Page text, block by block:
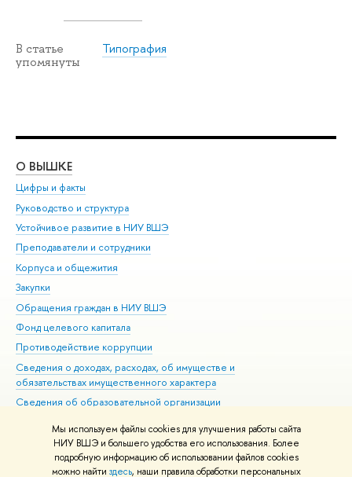
Мы используем файлы cookies для улучшения работы сайта
НИУ ВШЭ и большего удобства его использования. Более
подробную информацию об использовании файлов cookies
можно найти здесь, наши правила обработки персональных
В статье
упомянуты
Типография
О ВЫШКЕ
Цифры и факты
Руководство и структура
Устойчивое развитие в НИУ ВШЭ
Преподаватели и сотрудники
Корпуса и общежития
Закупки
Обращения граждан в НИУ ВШЭ
Фонд целевого капитала
Противодействие коррупции
Сведения о доходах, расходах, об имуществе и
обязательствах имущественного характера
Сведения об образовательной организации
Людям с ограниченными возможностями здоровья
Единая платежная страница
Работа в Вышке